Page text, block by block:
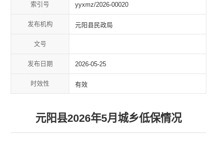
索引号 yyxmz/2026-00020
发布机构 元阳县民政局
文号
发布日期 2026-05-25
时效性 有效
元阳县2026年5月城乡低保情况